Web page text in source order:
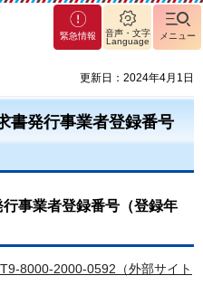
緊急情報
音声・文字
Language
メニュー
更新日：2024年4月1日
書発行事業者登録番号
事業者登録番号（登録年
T9-8000-2000-0592（外部サイト